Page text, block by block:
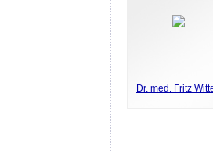
Dr. med. Fritz